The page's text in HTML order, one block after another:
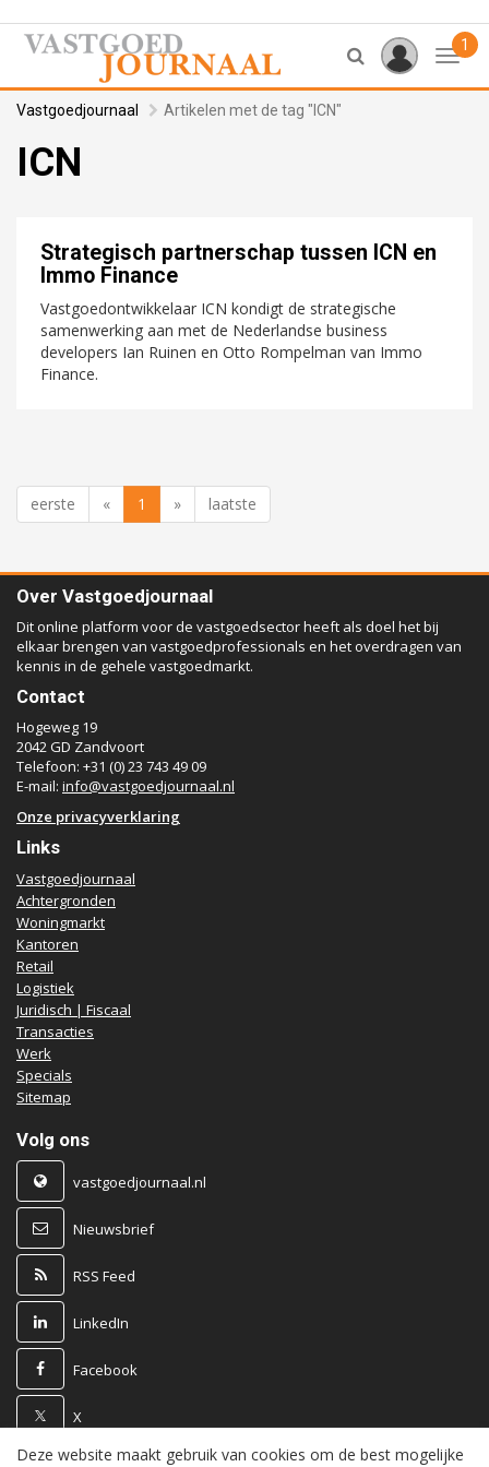
1
Vastgoedjournaal Artikelen met de tag "ICN"
ICN
Strategisch partnerschap tussen ICN en
Immo Finance
Vastgoedontwikkelaar ICN kondigt de strategische
samenwerking aan met de Nederlandse business
developers Ian Ruinen en Otto Rompelman van Immo
Finance.
eerste « 1 » laatste
Over Vastgoedjournaal
Dit online platform voor de vastgoedsector heeft als doel het bij
elkaar brengen van vastgoedprofessionals en het overdragen van
kennis in de gehele vastgoedmarkt.
Contact
Hogeweg 19
2042 GD Zandvoort
Telefoon: +31 (0) 23 743 49 09
E-mail: info@vastgoedjournaal.nl
Onze privacyverklaring
Links
Vastgoedjournaal
Achtergronden
Woningmarkt
Kantoren
Retail
Logistiek
Juridisch | Fiscaal
Transacties
Werk
Specials
Sitemap
Volg ons
vastgoedjournaal.nl
Nieuwsbrief
RSS Feed
LinkedIn
Facebook
X
Deze website maakt gebruik van cookies om de best mogelijke